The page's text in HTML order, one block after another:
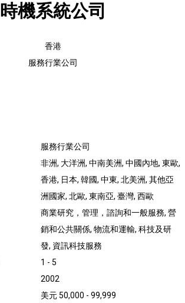
時機系統公司
香港
服務行業公司
服務行業公司
非洲, 大洋洲, 中南美洲, 中國內地, 東歐,
香港, 日本, 韓國, 中東, 北美洲, 其他亞
洲國家, 北歐, 東南亞, 臺灣, 西歐
商業研究，管理，諮詢和一般服務, 營
銷和公共關係, 物流和運輸, 科技及研
發, 資訊科技服務
1 - 5
2002
美元 50,000 - 99,999